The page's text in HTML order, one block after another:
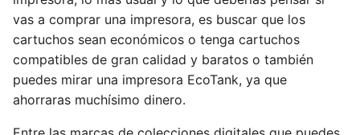
vas a comprar una impresora, es buscar que los
cartuchos sean económicos o tenga cartuchos
compatibles de gran calidad y baratos o también
puedes mirar una impresora EcoTank, ya que
ahorraras muchísimo dinero.